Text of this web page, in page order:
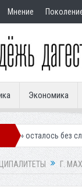
Мнение
Экономика
словенского
Г.